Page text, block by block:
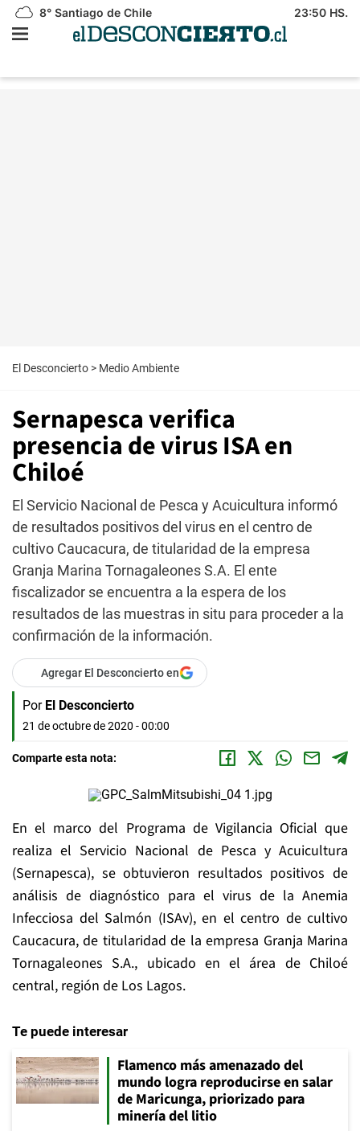
8° Santiago de Chile 23:50 HS.
El Desconcierto > Medio Ambiente
Sernapesca verifica
presencia de virus ISA en
Chiloé
El Servicio Nacional de Pesca y Acuicultura informó
de resultados positivos del virus en el centro de
cultivo Caucacura, de titularidad de la empresa
Granja Marina Tornagaleones S.A. El ente
fiscalizador se encuentra a la espera de los
resultados de las muestras in situ para proceder a la
confirmación de la información.
Agregar El Desconcierto en
Por El Desconcierto
21 de octubre de 2020 - 00:00
Comparte esta nota:
En el marco del Programa de Vigilancia Oficial que
realiza el Servicio Nacional de Pesca y Acuicultura
(Sernapesca), se obtuvieron resultados positivos de
análisis de diagnóstico para el virus de la Anemia
Infecciosa del Salmón (ISAv), en el centro de cultivo
Caucacura, de titularidad de la empresa Granja Marina
Tornagaleones S.A., ubicado en el área de Chiloé
central, región de Los Lagos.
Te puede interesar
Flamenco más amenazado del
mundo logra reproducirse en salar
de Maricunga, priorizado para
minería del litio